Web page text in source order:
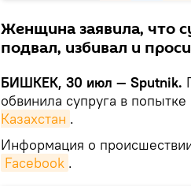
Женщина заявила, что
подвал, избивал и
БИШКЕК, 30 июл — Sputnik.
обвинила супруга в
Казахстан .
Информация о
Facebook .